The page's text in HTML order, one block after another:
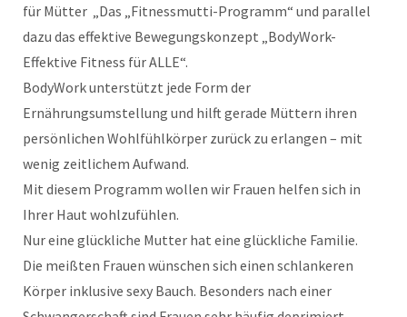
für Mütter „Das „Fitnessmutti-Programm“ und parallel
dazu das effektive Bewegungskonzept „BodyWork-
Effektive Fitness für ALLE“.
BodyWork unterstützt jede Form der
Ernährungsumstellung und hilft gerade Müttern ihren
persönlichen Wohlfühlkörper zurück zu erlangen – mit
wenig zeitlichem Aufwand.
Mit diesem Programm wollen wir Frauen helfen sich in
Ihrer Haut wohlzufühlen.
Nur eine glückliche Mutter hat eine glückliche Familie.
Die meißten Frauen wünschen sich einen schlankeren
Körper inklusive sexy Bauch. Besonders nach einer